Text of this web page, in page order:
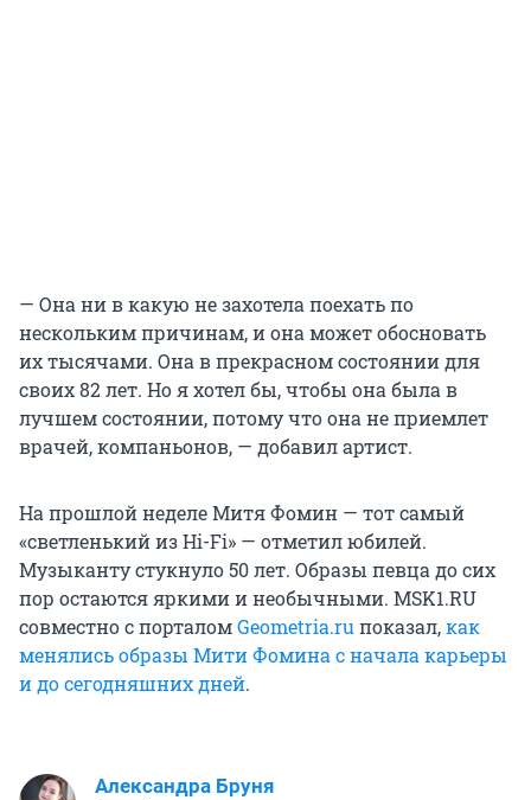
— Она ни в какую не захотела поехать по
нескольким причинам, и она может обосновать
их тысячами. Она в прекрасном состоянии для
своих 82 лет. Но я хотел бы, чтобы она была в
лучшем состоянии, потому что она не приемлет
врачей, компаньонов, — добавил артист.
На прошлой неделе Митя Фомин — тот самый
«светленький из Hi-Fi» — отметил юбилей.
Музыканту стукнуло 50 лет. Образы певца до сих
пор остаются яркими и необычными. MSK1.RU
совместно с порталомGeometria.ruпоказал,как
менялись образы Мити Фомина с начала карьеры
и до сегодняшних дней.
Александра Бруня